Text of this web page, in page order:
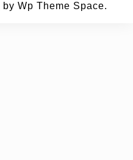
by Wp Theme Space.